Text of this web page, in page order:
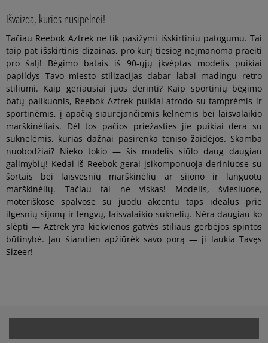
Išvaizda, kurios nusipelnei!
Tačiau Reebok Aztrek ne tik pasižymi išskirtiniu patogumu. Tai
taip pat išskirtinis dizainas, pro kurį tiesiog neįmanoma praeiti
pro šalį! Bėgimo batais iš 90-ųjų įkvėptas modelis puikiai
papildys Tavo miesto stilizacijas dabar labai madingu retro
stiliumi. Kaip geriausiai juos derinti? Kaip sportinių bėgimo
batų palikuonis, Reebok Aztrek puikiai atrodo su tamprėmis ir
sportinėmis, į apačią siaurėjančiomis kelnėmis bei laisvalaikio
marškinėliais. Dėl tos pačios priežasties jie puikiai dera su
suknelėmis, kurias dažnai pasirenka teniso žaidėjos. Skamba
nuobodžiai? Nieko tokio — šis modelis siūlo daug daugiau
galimybių! Kedai iš Reebok gerai įsikomponuoja deriniuose su
šortais bei laisvesnių marškinėlių ar sijono ir languotų
marškinėlių. Tačiau tai ne viskas! Modelis, šviesiuose,
moteriškose spalvose su juodu akcentu taps idealus prie
ilgesnių sijonų ir lengvų, laisvalaikio suknelių. Nėra daugiau ko
slėpti — Aztrek yra kiekvienos gatvės stiliaus gerbėjos spintos
būtinybė. Jau šiandien apžiūrėk savo porą — ji laukia Tavęs
Sizeer!